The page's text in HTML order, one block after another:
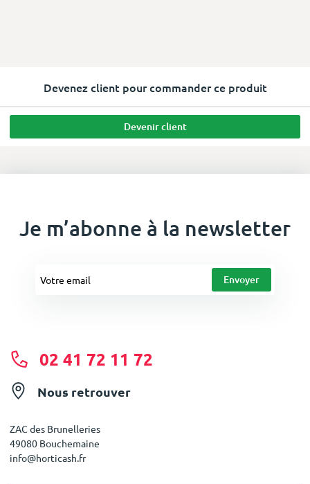
Devenez client pour commander ce produit
Devenir client
Je m’abonne à la newsletter
02 41 72 11 72
Nous retrouver
ZAC des Brunelleries
49080 Bouchemaine
info@horticash.fr